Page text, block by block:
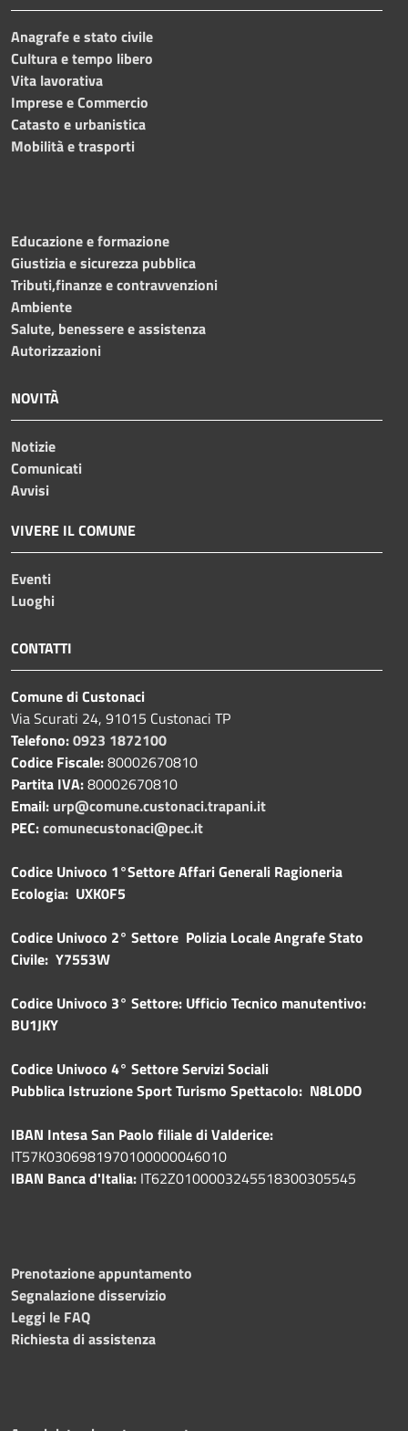
Anagrafe e stato civile
Cultura e tempo libero
Vita lavorativa
Imprese e Commercio
Catasto e urbanistica
Mobilità e trasporti
Educazione e formazione
Giustizia e sicurezza pubblica
Tributi,finanze e contravvenzioni
Ambiente
Salute, benessere e assistenza
Autorizzazioni
NOVITÀ
Notizie
Comunicati
Avvisi
VIVERE IL COMUNE
Eventi
Luoghi
CONTATTI
Comune di Custonaci
Via Scurati 24, 91015 Custonaci TP
Telefono:0923 1872100
Codice Fiscale:80002670810
Partita IVA:80002670810
Email: urp@comune.custonaci.trapani.it
PEC:comunecustonaci@pec.it
Codice Univoco 1°Settore Affari Generali Ragioneria
Ecologia: UXK0F5
Codice Univoco 2° Settore Polizia Locale Angrafe Stato
Civile: Y7553W
Codice Univoco 3° Settore: Ufficio Tecnico manutentivo:
BU1JKY
Codice Univoco 4° Settore Servizi Sociali
Pubblica Istruzione Sport Turismo Spettacolo: N8L0DO
IBAN Intesa San Paolo filiale di Valderice:
IT57K0306981970100000046010
IBAN Banca d'Italia: IT62Z0100003245518300305545
Prenotazione appuntamento
Segnalazione disservizio
Leggi le FAQ
Richiesta di assistenza